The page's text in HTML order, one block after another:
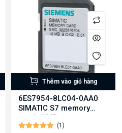
Thêm vào giỏ hàng
6ES7954-8LC04-0AA0
SIMATIC S7 memory
card, 4 MB
(1)